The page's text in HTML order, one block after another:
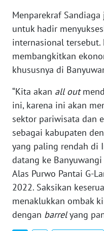
Menparekraf
untuk hadir
internasional
membangkitkan
khususnya di
“Kita akan all out
ini, karena ini akan
sektor pariwisata dan
sebagai kabupaten
yang paling rendah di
datang ke
Alas Purwo Pantai G-
2022. Saksikan
menaklukkan ombak
dengan barrelyang
INFO
IKLAN
TENTANG
PEDOMAN
MEDIA
SIBER
REDAKSI
KARIR
DISCLAIMER
Wahana
News